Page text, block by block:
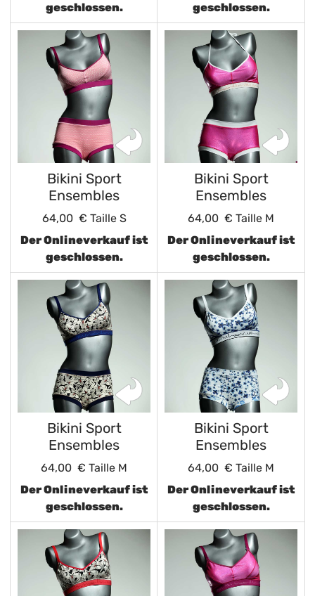
geschlossen.
geschlossen.
Bikini Sport
Ensembles
64,00 € Taille S
Der Onlineverkauf ist
geschlossen.
Bikini Sport
Ensembles
64,00 € Taille M
Der Onlineverkauf ist
geschlossen.
Bikini Sport
Ensembles
64,00 € Taille M
Der Onlineverkauf ist
geschlossen.
Bikini Sport
Ensembles
64,00 € Taille M
Der Onlineverkauf ist
geschlossen.